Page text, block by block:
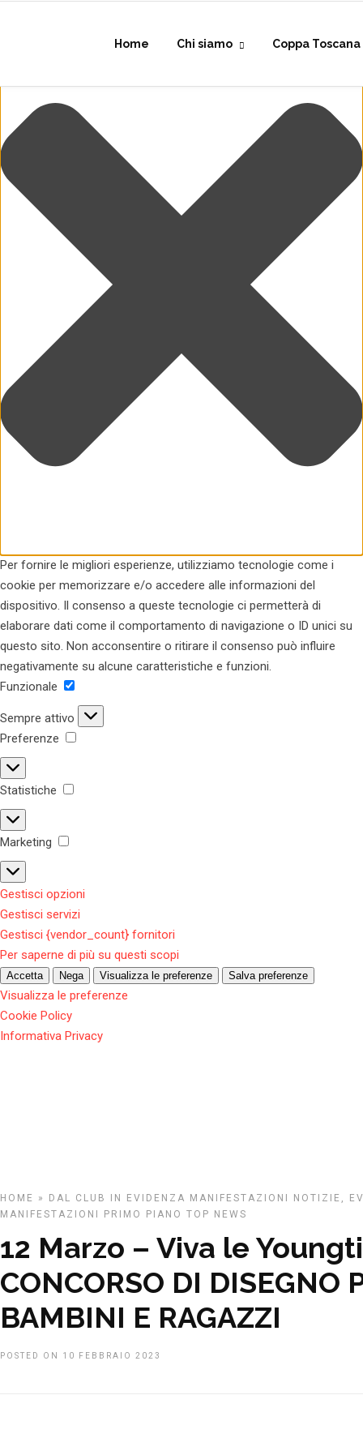
Per fornire le migliori esperienze, utilizziamo tecnologie come i
cookie per memorizzare e/o accedere alle informazioni del
dispositivo. Il consenso a queste tecnologie ci permetterà di
elaborare dati come il comportamento di navigazione o ID unici su
questo sito. Non acconsentire o ritirare il consenso può influire
negativamente su alcune caratteristiche e funzioni.
Funzionale
Sempre attivo
Preferenze
Statistiche
Marketing
Gestisci opzioni
Gestisci servizi
Gestisci {vendor_count} fornitori
Per saperne di più su questi scopi
Accetta Nega Visualizza le preferenze Salva preferenze
Visualizza le preferenze
Cookie Policy
Informativa Privacy
Home Chi siamo Coppa Toscana
HOME » DAL CLUB IN EVIDENZA MANIFESTAZIONI
NOTIZIE,
MANIFESTAZIONI
PRIMO PIANO TOP NEWS
12 Marzo – Viva le
CONCORSO DI DISEGNO
BAMBINI E RAGAZZI
POSTED ON 10 FEBBRAIO 2023